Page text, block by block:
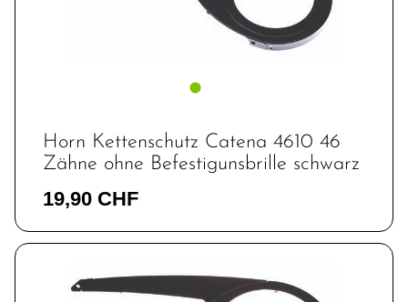
Horn Kettenschutz Catena 4610 46
Zähne ohne Befestigunsbrille schwarz
19,90 CHF